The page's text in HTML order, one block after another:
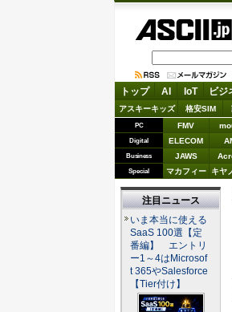
トップ AI IoT ビジ
アスキーキッズ 格安SIM
PC FMV
Digital ELECOM
Business JAWS
Special マカフィー キヤ
注目ニュース
いま本当に使える
SaaS 100選【定
番編】 エントリ
ー1～4はMicrosof
t 365やSalesforce
【Tier付け】